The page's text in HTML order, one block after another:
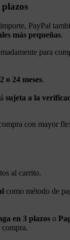
PayPal
más pequeñas.
para
o 24 meses.
sujeta a la
con mayor
al carrito.
como método de
en 3 plazos o